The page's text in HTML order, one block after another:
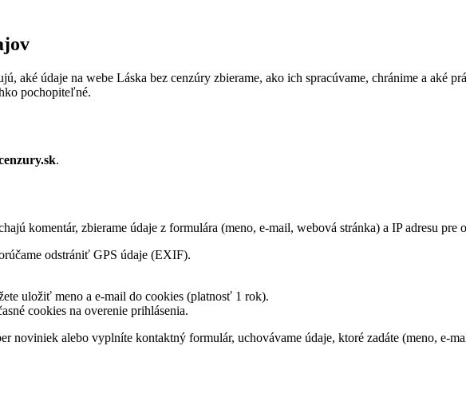
aké údaje na webe Láska bez cenzúry zbierame, ako ich spracúvame, chránime a aké
pochopiteľné.
.
komentár, zbierame údaje z formulára (meno, e‑mail, webová stránka) a IP adresu pre
odstrániť GPS údaje (EXIF).
uložiť meno a e‑mail do cookies (platnosť 1 rok).
cookies na overenie prihlásenia.
noviniek alebo vyplníte kontaktný formulár, uchovávame údaje, ktoré zadáte (meno,